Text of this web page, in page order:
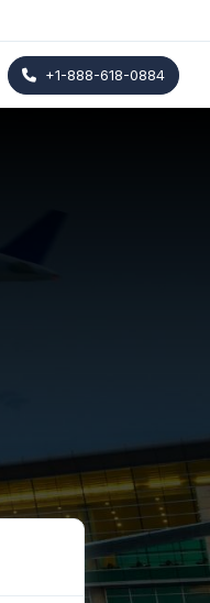
+1-888-618-0884